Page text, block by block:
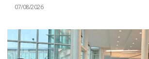
07/08/2026